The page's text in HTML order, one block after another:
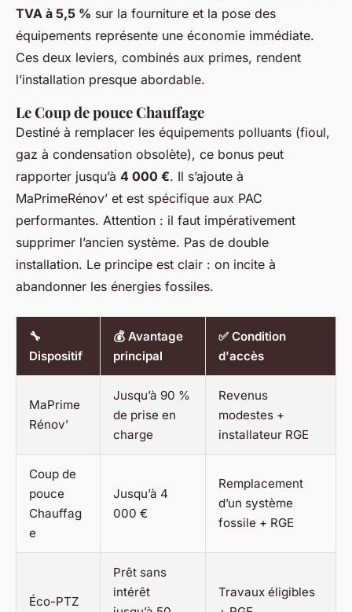
TVA à 5,5 % sur la fourniture et la pose des
équipements représente une économie immédiate.
Ces deux leviers, combinés aux primes, rendent
l’installation presque abordable.
Le Coup de pouce Chauffage
Destiné à remplacer les équipements polluants (fioul,
gaz à condensation obsolète), ce bonus peut
rapporter jusqu’à 4 000 €. Il s’ajoute à
MaPrimeRénov’ et est spécifique aux PAC
performantes. Attention : il faut impérativement
supprimer l’ancien système. Pas de double
installation. Le principe est clair : on incite à
abandonner les énergies fossiles.
🔧
Dispositif
💰 Avantage
principal
✅ Condition
d'accès
MaPrime
Rénov’
Jusqu’à 90 %
de prise en
charge
Revenus
modestes +
installateur RGE
Coup de
pouce
Chauffag
e
Jusqu’à 4
000 €
Remplacement
d’un système
fossile + RGE
Éco-PTZ
Prêt sans
intérêt
Travaux éligibles